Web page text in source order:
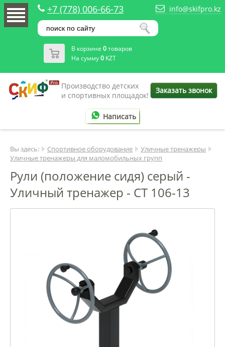
+7 (778) 006-66-73 info@skifpro.kz
В корзине 0товаров
На сумму0 KZT
Производство детских
и спортивных площадок!
Заказать звонок
Написать
Вы здесь: Спортивное оборудование
Уличные тренажеры
Уличные тренажеры для маломобильных групп
Рули (положение сидя) серый -
Уличный тренажер - СТ 106-13